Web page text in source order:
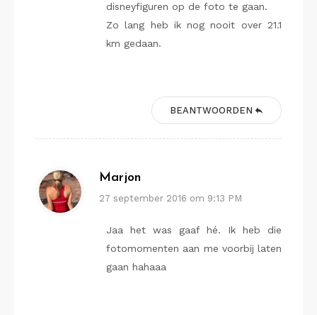
disneyfiguren op de foto te gaan.
Zo lang heb ik nog nooit over 21.1
km gedaan.
BEANTWOORDEN
Marjon
27 september 2016 om 9:13 PM
Jaa het was gaaf hé. Ik heb die
fotomomenten aan me voorbij laten
gaan hahaaa